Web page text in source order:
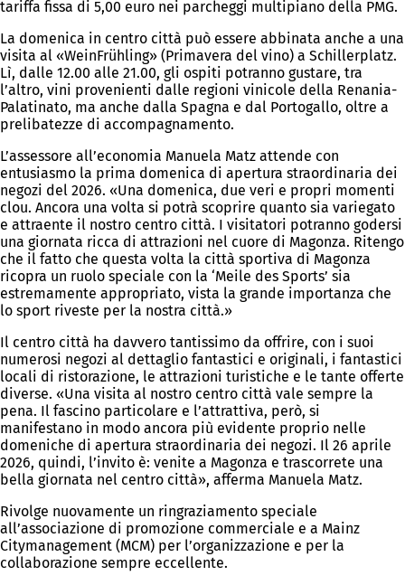
tariffa fissa di 5,00 euro nei parcheggi multipiano della PMG.
La domenica in centro città può essere abbinata anche a una
visita al «WeinFrühling» (Primavera del vino) a Schillerplatz.
Lì, dalle 12.00 alle 21.00, gli ospiti potranno gustare, tra
l’altro, vini provenienti dalle regioni vinicole della Renania-
Palatinato, ma anche dalla Spagna e dal Portogallo, oltre a
prelibatezze di accompagnamento.
L’assessore all’economia Manuela Matz attende con
entusiasmo la prima domenica di apertura straordinaria dei
negozi del 2026. «Una domenica, due veri e propri momenti
clou. Ancora una volta si potrà scoprire quanto sia variegato
e attraente il nostro centro città. I visitatori potranno godersi
una giornata ricca di attrazioni nel cuore di Magonza. Ritengo
che il fatto che questa volta la città sportiva di Magonza
ricopra un ruolo speciale con la ‘Meile des Sports’ sia
estremamente appropriato, vista la grande importanza che
lo sport riveste per la nostra città.»
Il centro città ha davvero tantissimo da offrire, con i suoi
numerosi negozi al dettaglio fantastici e originali, i fantastici
locali di ristorazione, le attrazioni turistiche e le tante offerte
diverse. «Una visita al nostro centro città vale sempre la
pena. Il fascino particolare e l’attrattiva, però, si
manifestano in modo ancora più evidente proprio nelle
domeniche di apertura straordinaria dei negozi. Il 26 aprile
2026, quindi, l’invito è: venite a Magonza e trascorrete una
bella giornata nel centro città», afferma Manuela Matz.
Rivolge nuovamente un ringraziamento speciale
all’associazione di promozione commerciale e a Mainz
Citymanagement (MCM) per l’organizzazione e per la
collaborazione sempre eccellente.